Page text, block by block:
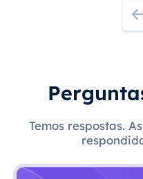
Temos respostas.